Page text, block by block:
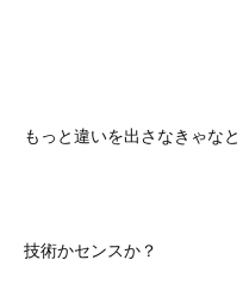
もっと違いを出さなきゃな
技術かセンスか？